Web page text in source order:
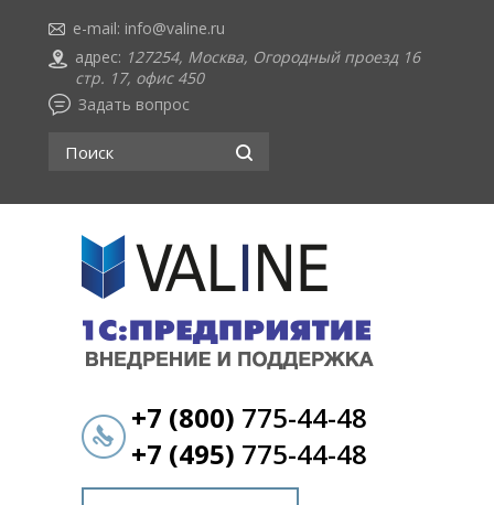
e-mail: info@valine.ru
адрес: 127254, Москва, Огородный проезд 16
стр. 17, офис 450
Задать вопрос
+7 (800) 775-44-48
+7 (495) 775-44-48